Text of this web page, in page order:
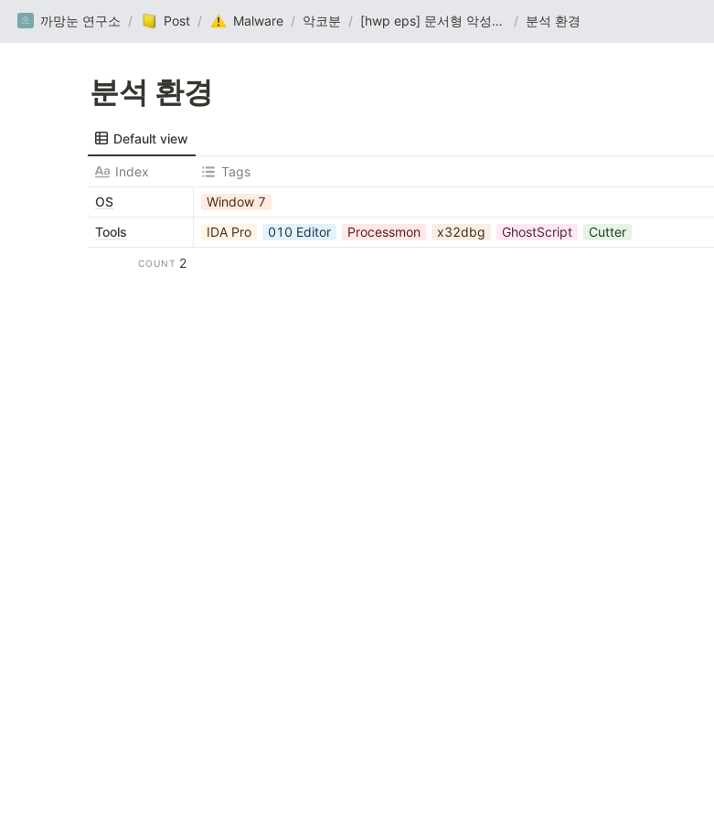
까망눈 연구소 / Post / Malware / 악코분 / [hwp eps] 문서형 악성코드 분석 / 분석 환경
분석 환경
Default view
Index
Tags
OS
Window 7
Tools
IDA Pro 010 Editor Processmon x32dbg GhostScript Cutter
COUNT 2